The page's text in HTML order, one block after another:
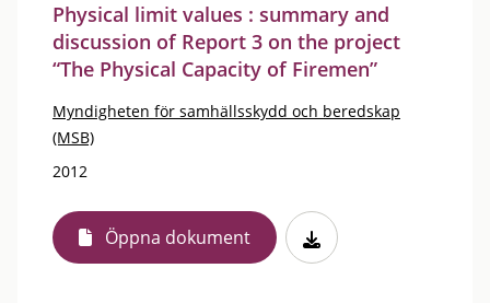
Physical limit values : summary and
discussion of Report 3 on the project
“The Physical Capacity of Firemen”
Myndigheten för samhällsskydd och beredskap
(MSB)
2012
Öppna dokument